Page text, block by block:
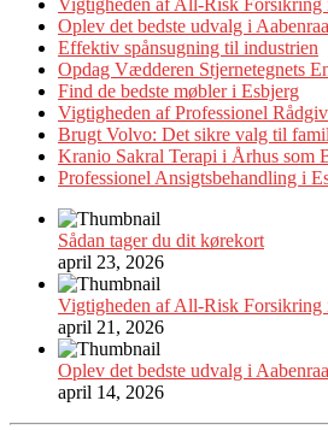
Vigtigheden af All-Risk Forsikring
Oplev det bedste udvalg i Aabenraa
Effektiv spånsugning til industrien
Opdag Vædderen Stjernetegnets
Find de bedste møbler i Esbjerg
Vigtigheden af Professionel
Brugt Volvo: Det sikre valg til
Kranio Sakral Terapi i Århus som
Professionel Ansigtsbehandling i
Sådan tager du dit kørekort
april 23, 2026
Vigtigheden af All-Risk Forsikring
april 21, 2026
Oplev det bedste udvalg i Aabenraa
april 14, 2026